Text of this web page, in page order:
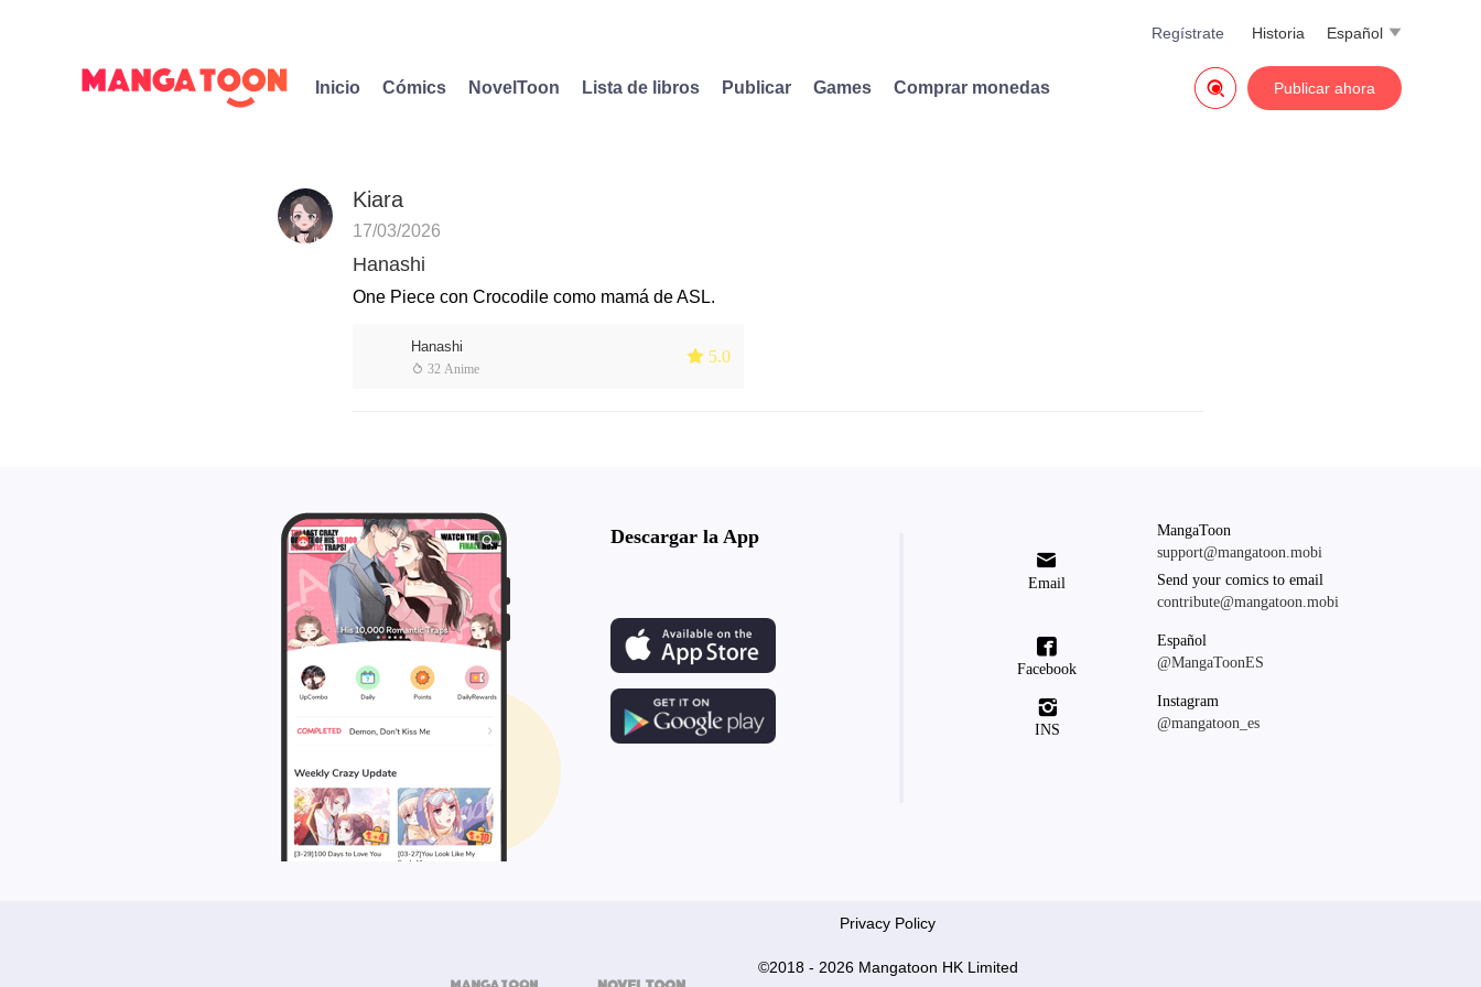
Español 
Historia
Regístrate
Inicio Cómics NovelToon Lista de libros Publicar Games Comprar monedas Publicar ahora

Kiara
17/03/2026
Hanashi
One Piece con Crocodile como mamá de ASL.
Hanashi
 32 Anime
 5.0
Descargar la App

Email
MangaToon
support@mangatoon.mobi
Send your comics to email
contribute@mangatoon.mobi

Facebook
Español
@MangaToonES

INS
Instagram
@mangatoon_es
Privacy Policy
©2018 - 2026 Mangatoon HK Limited